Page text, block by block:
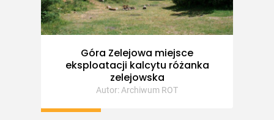
Góra Zelejowa miejsce
eksploatacji kalcytu różanka
zelejowska
Autor: Archiwum ROT